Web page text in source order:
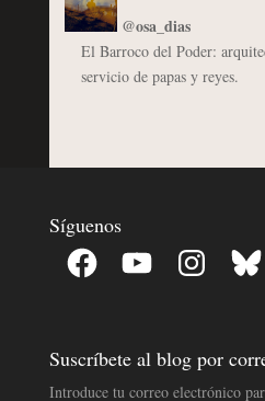
@osa_dias
El Barroco del Poder:
servicio de papas y reyes.
Síguenos
Facebook YouTube Instagram
Suscríbete al blog por
Introduce tu correo electrónico